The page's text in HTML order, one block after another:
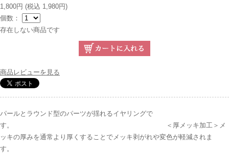
1,800円 (税込 1,980円)
個数：
存在しない商品です
商品レビューを見る
パールとラウンド型のパーツが揺れるイヤリングで
す。 ＜厚メッキ加工＞メ
ッキの厚みを通常より厚くすることでメッキ剥がれや変色が軽減されま
す。